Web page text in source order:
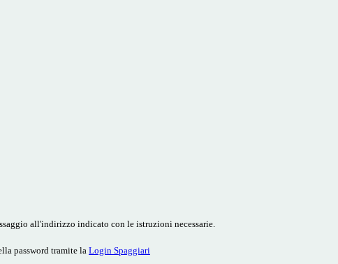
all'indirizzo indicato con le istruzioni necessarie.
password tramite la Login Spaggiari